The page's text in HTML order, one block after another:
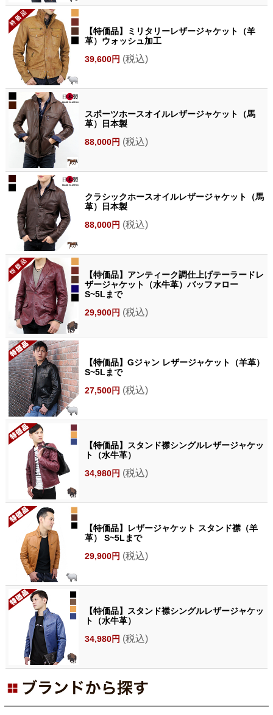
【特価品】ミリタリーレザージャケット（羊
革）ウォッシュ加工
39,600円 (税込)
スポーツホースオイルレザージャケット（馬
革）日本製
88,000円 (税込)
クラシックホースオイルレザージャケット（馬
革）日本製
88,000円 (税込)
【特価品】アンティーク調仕上げテーラードレ
ザージャケット（水牛革）バッファロー
S~5Lまで
29,900円 (税込)
【特価品】Gジャン レザージャケット（羊革）
S~5Lまで
27,500円 (税込)
【特価品】スタンド襟シングルレザージャケッ
ト（水牛革）
34,980円 (税込)
【特価品】レザージャケット スタンド襟（羊
革） S~5Lまで
29,900円 (税込)
【特価品】スタンド襟シングルレザージャケッ
ト（水牛革）
34,980円 (税込)